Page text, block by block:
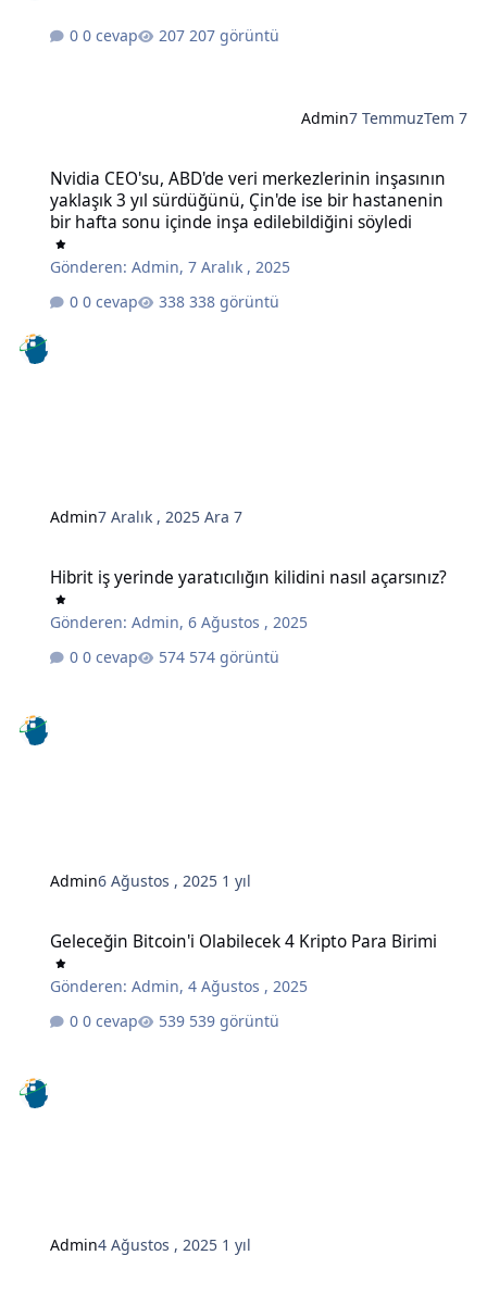
0 cevap 207 görüntü
Admin7 TemmuzTem 7
Nvidia CEO'su, ABD'de veri merkezlerinin inşasının
yaklaşık 3 yıl sürdüğünü, Çin'de ise bir hastanenin
bir hafta sonu içinde inşa edilebildiğini söyledi
Gönderen:Admin,7 Aralık , 2025
0 cevap
338 görüntü
Admin7 Aralık , 2025Ara 7
Hibrit iş yerinde yaratıcılığın kilidini nasıl açarsınız?
Gönderen:Admin,6 Ağustos , 2025
0 cevap
574 görüntü
Admin6 Ağustos , 2025 1 yıl
Geleceğin Bitcoin'i Olabilecek 4 Kripto Para Birimi
Gönderen:Admin,4 Ağustos , 2025
0 cevap
539 görüntü
Admin4 Ağustos , 2025 1 yıl